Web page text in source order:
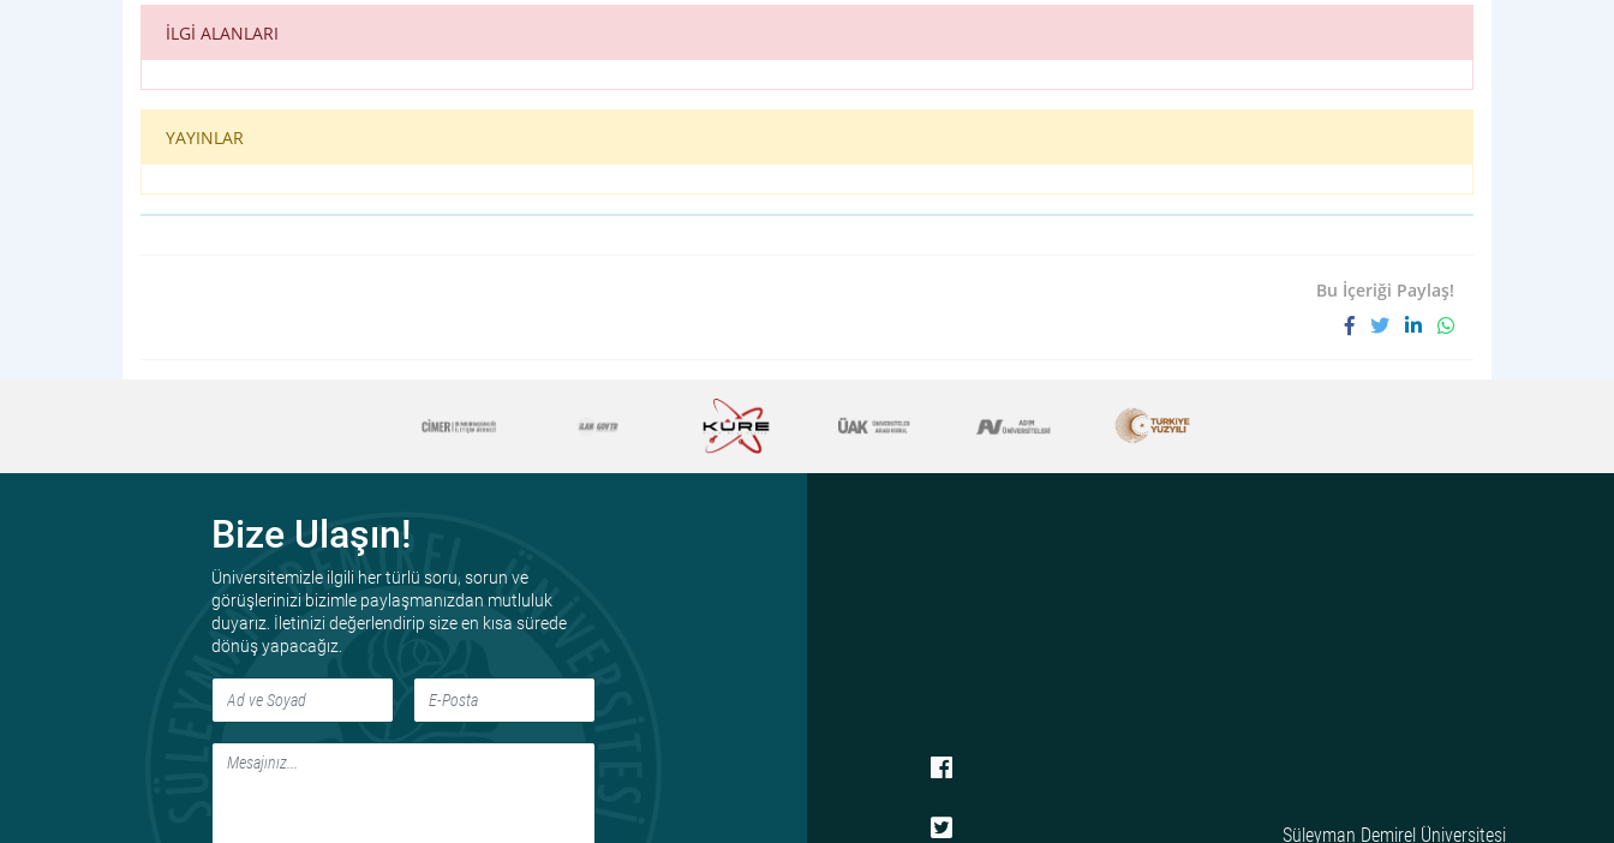
İLGİ ALANLARI
YAYINLAR
Bu İçeriği Paylaş!
Bize Ulaşın!
Üniversitemizle ilgili her türlü soru, sorun ve
görüşlerinizi bizimle paylaşmanızdan mutluluk
duyarız. İletinizi değerlendirip size en kısa sürede
dönüş yapacağız.
Süleyman Demirel Üniversitesi